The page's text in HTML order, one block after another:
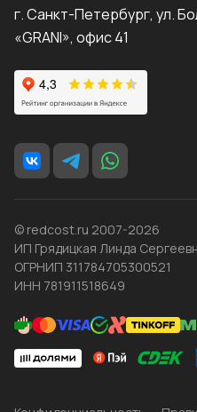
г. Санкт-Петербург, ул.
«GRANI», офис 41
© redcost.ru 2007-2026
ИП Грядицкая Линда
ОГРНИП 311784705300521
ИНН 781911518649